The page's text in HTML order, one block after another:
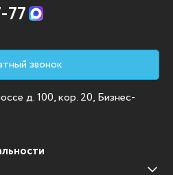
77
звонок
д. 100, кор. 20, Бизнес-